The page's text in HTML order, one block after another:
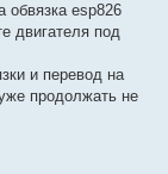
обвязка esp826
двигателя под
и перевод на
продолжать не